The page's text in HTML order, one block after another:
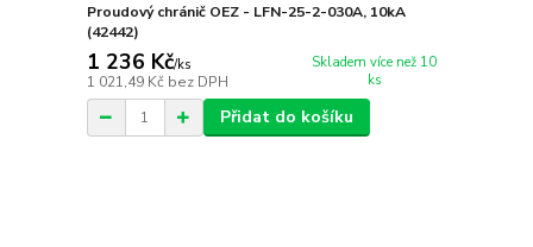
Proudový chránič OEZ - LFN-25-2-030A, 10kA
(42442)
1 236 Kč/ks
1 021,49 Kč bez DPH
Skladem více než 10
ks
Přidat do košíku